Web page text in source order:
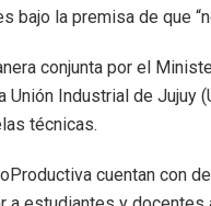
bajo la premisa de que
conjunta por el
Industrial de Jujuy
técnicas.
cuentan con